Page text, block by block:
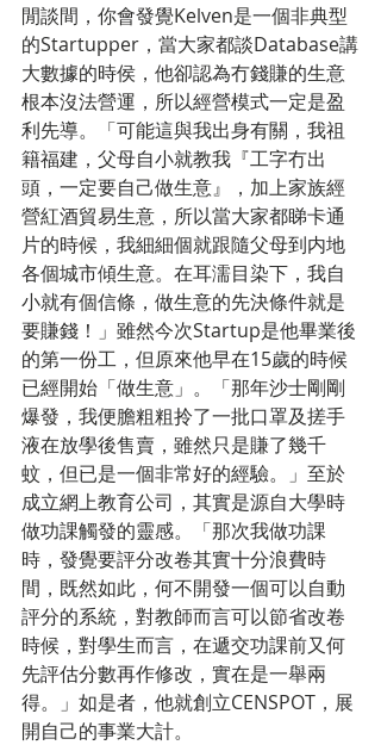
閒談間，你會發覺Kelven是一個非典型
的Startupper，當大家都談Database講
大數據的時侯，他卻認為冇錢賺的生意
根本沒法營運，所以經營模式一定是盈
利先導。「可能這與我出身有關，我祖
籍福建，父母自小就教我『工字冇出
頭，一定要自己做生意』，加上家族經
營紅酒貿易生意，所以當大家都睇卡通
片的時候，我細細個就跟隨父母到内地
各個城市傾生意。在耳濡目染下，我自
小就有個信條，做生意的先決條件就是
要賺錢！」雖然今次Startup是他畢業後
的第一份工，但原來他早在15歲的時候
已經開始「做生意」。「那年沙士剛剛
爆發，我便膽粗粗拎了一批口罩及搓手
液在放學後售賣，雖然只是賺了幾千
蚊，但已是一個非常好的經驗。」至於
成立網上教育公司，其實是源自大學時
做功課觸發的靈感。「那次我做功課
時，發覺要評分改卷其實十分浪費時
間，既然如此，何不開發一個可以自動
評分的系統，對教師而言可以節省改卷
時候，對學生而言，在遞交功課前又何
先評估分數再作修改，實在是一舉兩
得。」如是者，他就創立CENSPOT，展
開自己的事業大計。